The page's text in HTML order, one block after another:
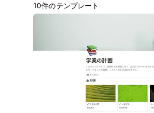
10件のテンプレート